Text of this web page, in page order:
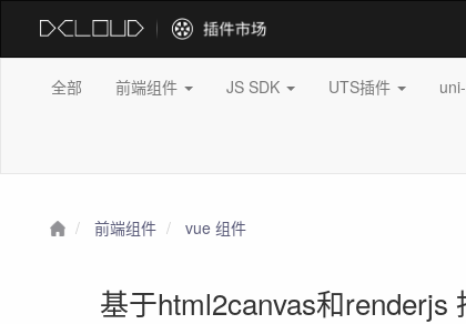
全部 前端组件 JS SDK UTS插件
前端组件 vue 组件
基于html2canvas和renderjs